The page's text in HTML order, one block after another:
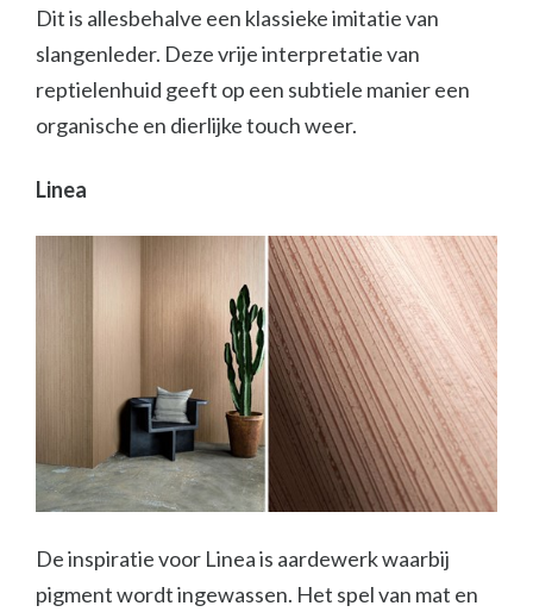
Dit is allesbehalve een klassieke imitatie van
slangenleder. Deze vrije interpretatie van
reptielenhuid geeft op een subtiele manier een
organische en dierlijke touch weer.
Linea
De inspiratie voor Linea is aardewerk waarbij
pigment wordt ingewassen. Het spel van mat en